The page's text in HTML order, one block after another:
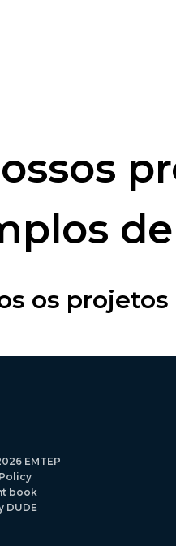
os projetos
EMTEP
book
DUDE